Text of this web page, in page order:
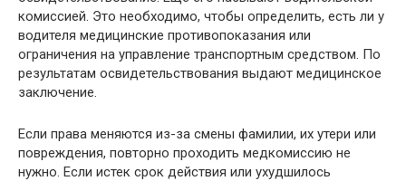
комиссией. Это необходимо, чтобы определить, есть ли у
водителя медицинские противопоказания или
ограничения на управление транспортным средством. По
результатам освидетельствования выдают медицинское
заключение.
Если права меняются из-за смены фамилии, их утери или
повреждения, повторно проходить медкомиссию не
нужно. Если истек срок действия или ухудшилось